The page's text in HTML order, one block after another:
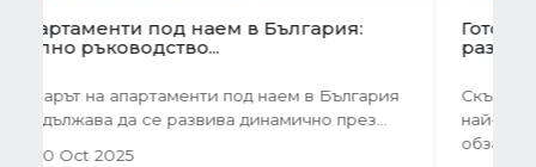
Готови завеси за хол на една ръка
разстояние
Скъпи дами, нека си признаем, че понякога
най-голямото предизвикателство в